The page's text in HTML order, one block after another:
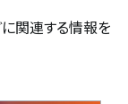
関連する情報を